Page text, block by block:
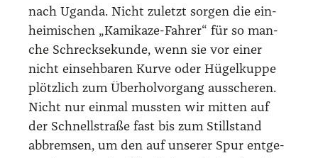
nach Ugan­da. Nicht zuletzt sor­gen die ein­
hei­mi­schen „Kami­ka­ze-Fah­rer“ für so man­
che Schreck­se­kun­de, wenn sie vor einer
nicht ein­seh­ba­ren Kur­ve oder Hügel­kup­pe
plötz­lich zum Über­hol­vor­gang aus­sche­ren.
Nicht nur ein­mal muss­ten wir mit­ten auf
der Schnell­stra­ße fast bis zum Still­stand
abbrem­sen, um den auf unse­rer Spur ent­ge­